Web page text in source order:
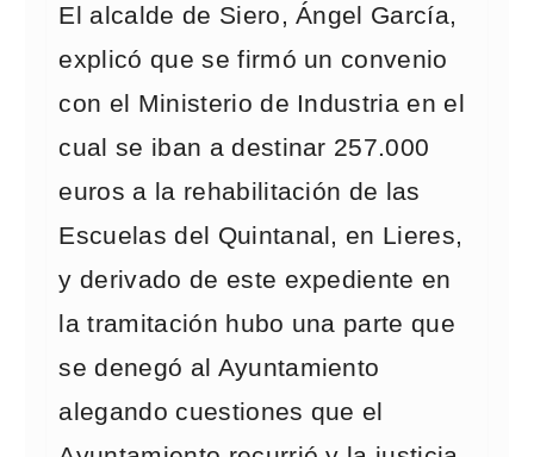
El alcalde de Siero, Ángel García,
explicó que se firmó un convenio
con el Ministerio de Industria en el
cual se iban a destinar 257.000
euros a la rehabilitación de las
Escuelas del Quintanal, en Lieres,
y derivado de este expediente en
la tramitación hubo una parte que
se denegó al Ayuntamiento
alegando cuestiones que el